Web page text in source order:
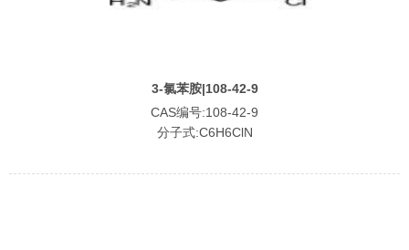
3-氯苯胺|108-42-9
CAS编号:108-42-9
分子式:C6H6ClN